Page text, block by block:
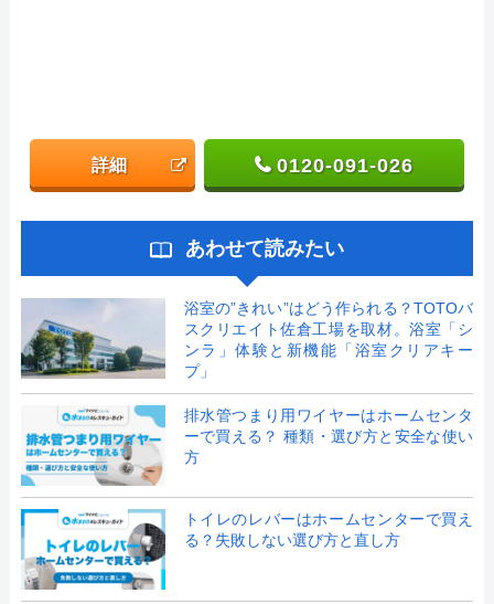
詳細 0120-091-026
あわせて読みたい
浴室の”きれい”はどう作られる？TOTOバ
スクリエイト佐倉工場を取材。浴室「シ
ンラ」体験と新機能「浴室クリアキー
プ」
排水管つまり用ワイヤーはホームセンタ
ーで買える？ 種類・選び方と安全な使い
方
トイレのレバーはホームセンターで買え
る？失敗しない選び方と直し方